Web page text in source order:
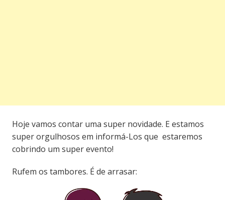
Hoje vamos contar uma super novidade. E estamos
super orgulhosos em informá-Los que estaremos
cobrindo um super evento!
Rufem os tambores. É de arrasar: